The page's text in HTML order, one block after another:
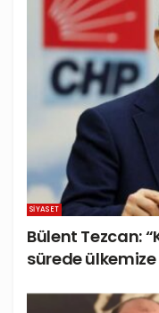
SIYASET
Bülent Tezcan:
sürede